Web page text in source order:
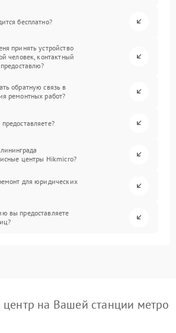
бесплатно?
принять устройство
человек, контактный
обратную связь в
ремонтных работ?
центры Hikmicro?
для юридических
вы предоставляете
на Вашей станции метро